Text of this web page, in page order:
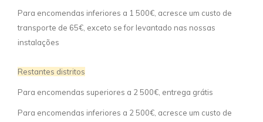
Para encomendas inferiores a 1 500€, acresce um custo de
transporte de 65€, exceto se for levantado nas nossas
instalações
Restantes distritos
Para encomendas superiores a 2 500€, entrega grátis
Para encomendas inferiores a 2 500€, acresce um custo de